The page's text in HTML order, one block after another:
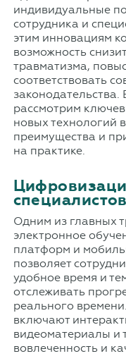
индивидуальные
сотрудника и
этим инновациям
возможность
травматизма,
соответствовать
рассмотрим
новых технологий
преимущества и
на практике.
Одним из главных
электронное
платформ и
позволяет
удобное время и
отслеживать
реального
включают
видеоматериалы и
вовлеченность и